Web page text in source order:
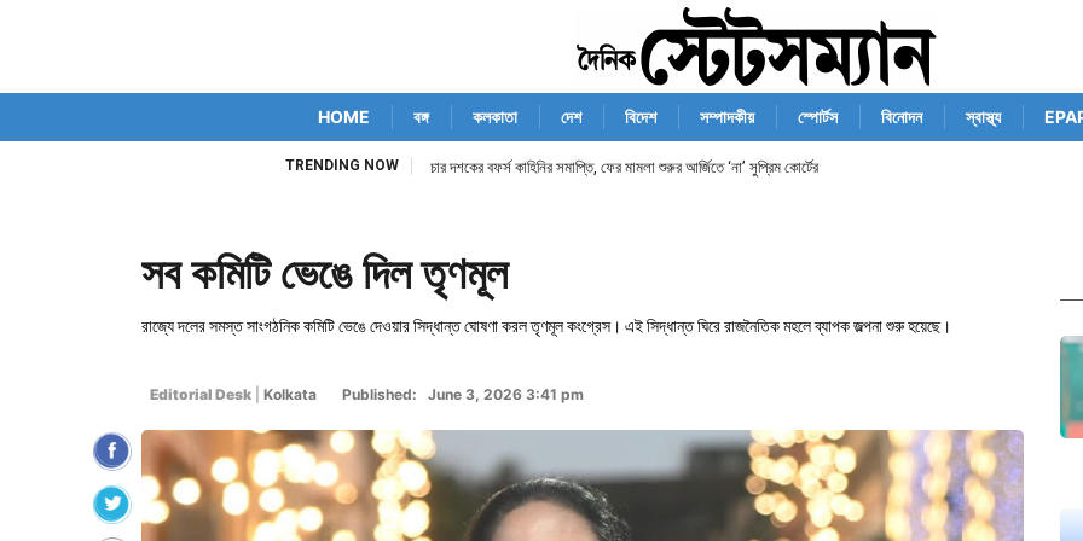
HOME বঙ্গ কলকাতা দেশ বিদেশ সম্পাদকীয় স্পোর্টস বিনোদন স্বাস্থ্য
TRENDING NOW চার দশকের বফর্স কাহিনির সমাপ্তি, ফের মামলা শুরুর আর্জিতে ‘না’ সুপ্রিম কোর্টের
সব কমিটি ভেঙে দিল তৃণমূল
রাজ্যে দলের সমস্ত সাংগঠনিক কমিটি ভেঙে দেওয়ার সিদ্ধান্ত ঘোষণা করল তৃণমূল কংগ্রেস। এই সিদ্ধান্ত ঘিরে রাজনৈতিক মহলে ব্যাপক জল্পনা শুরু হয়েছে।
Editorial Desk Kolkata Published: June 3, 2026 3:41 pm